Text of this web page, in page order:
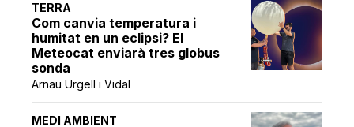
TERRA
Com canvia temperatura i
humitat en un eclipsi? El
Meteocat enviarà tres globus
sonda
Arnau Urgell i Vidal
MEDI AMBIENT